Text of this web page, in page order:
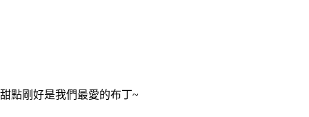
甜點剛好是我們最愛的布丁~